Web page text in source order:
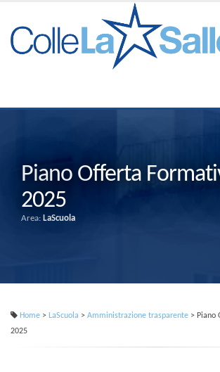
Piano Offerta
2025
Area: LaScuola
Home > LaScuola > Amministrazione trasparente > Piano
2025